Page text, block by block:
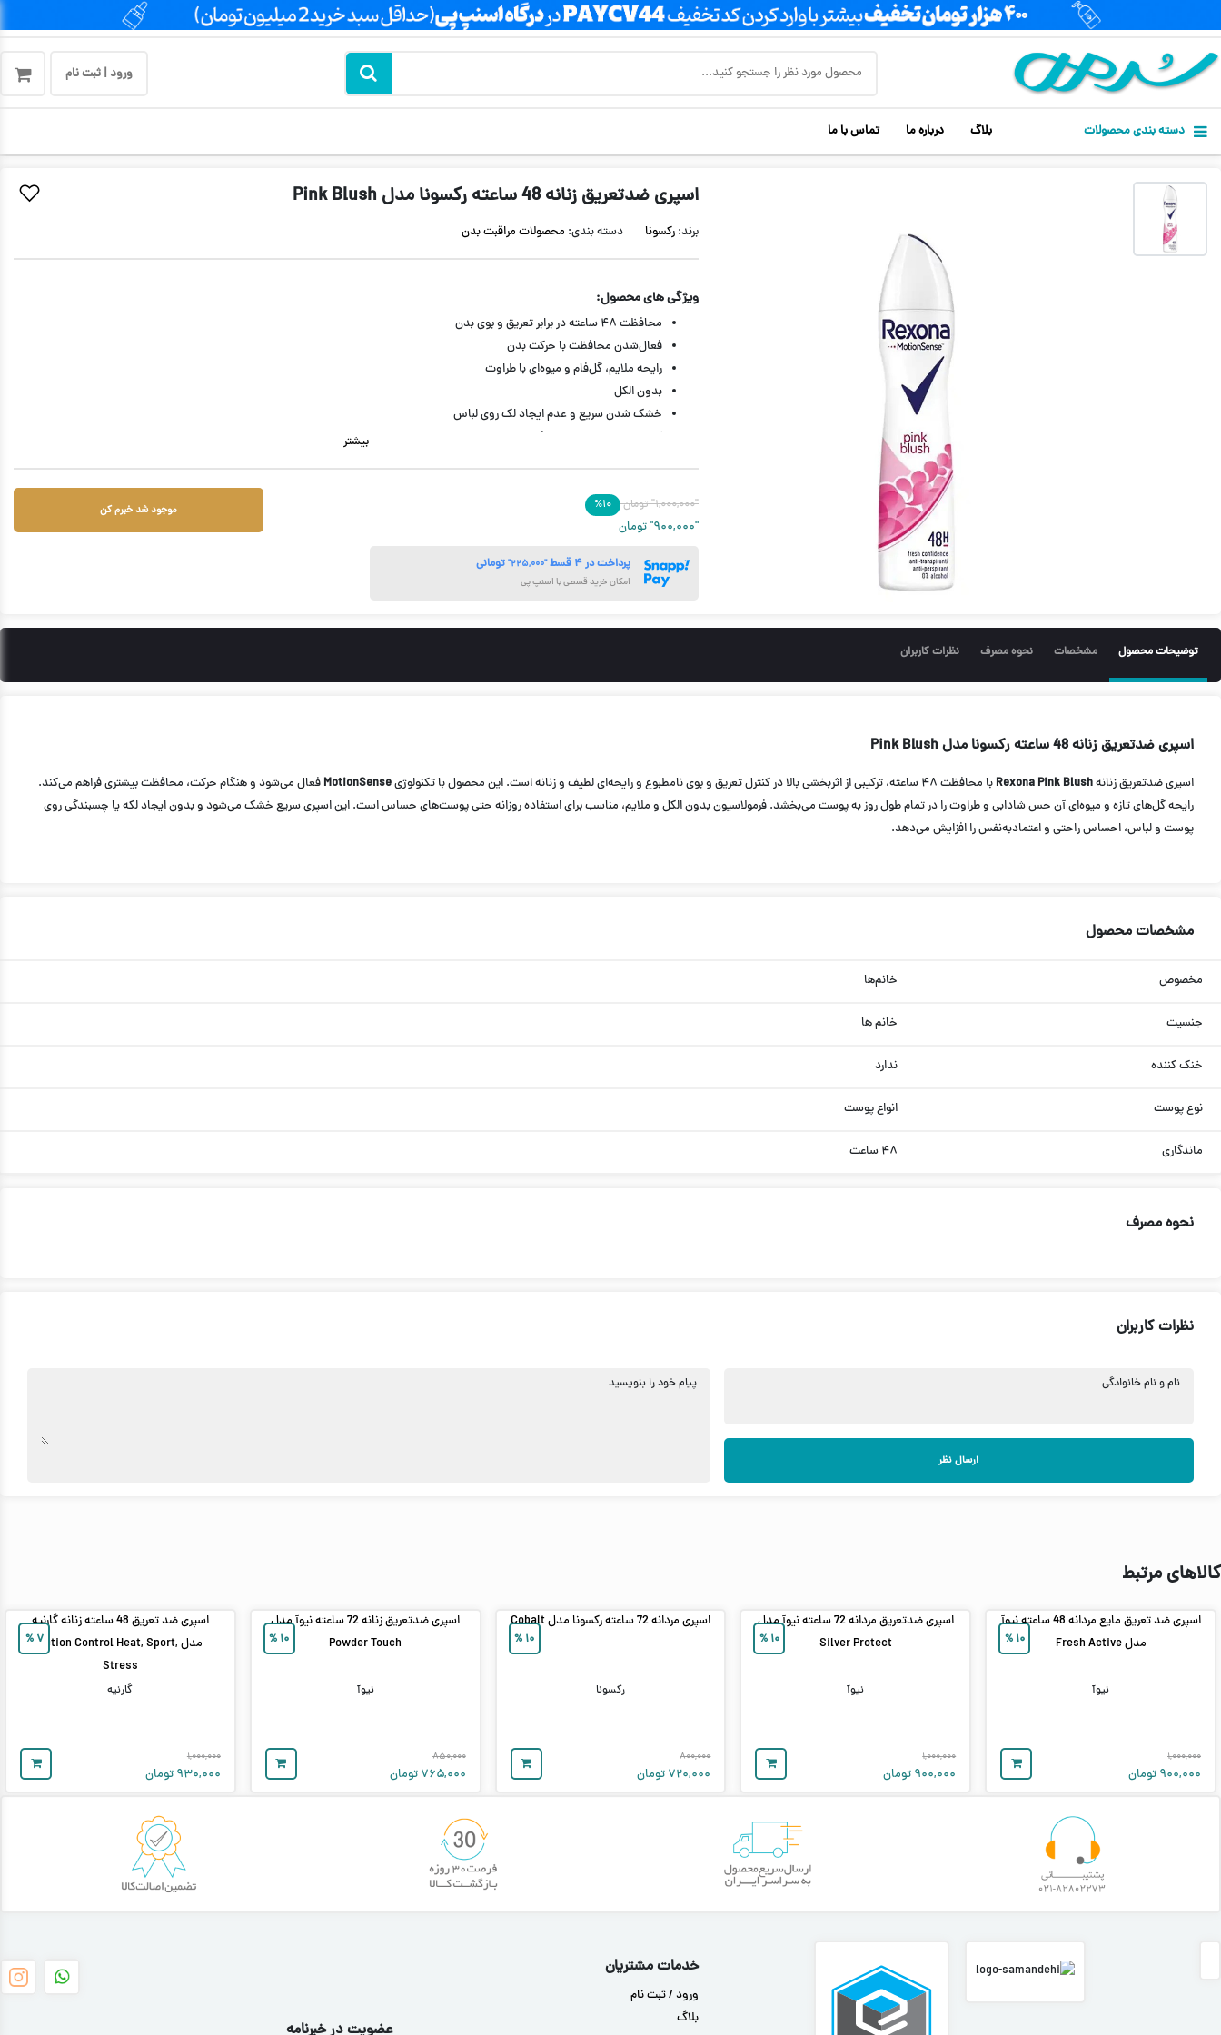
ورود | ثبت نام
دسته بندی محصولات بلاگ درباره ما تماس با ما
اسپری ضدتعریق زنانه 48 ساعته رکسونا مدل Pink Blush
برند: رکسونا دسته بندی: محصولات مراقبت بدن
ویژگی های محصول:
محافظت ۴۸ ساعته در برابر تعریق و بوی بدن
فعال‌شدن محافظت با حرکت بدن
رایحه ملایم، گل‌فام و میوه‌ای با طراوت
بدون الکل
خشک شدن سریع و عدم ایجاد لک روی لباس
حجم 200 میل
بیشتر
"۱,۰۰۰,۰۰۰" تومان ۱۰%
"۹۰۰,۰۰۰" تومان
موجود شد خبرم کن
پرداخت در ۴ قسط "۲۲۵,۰۰۰" تومانی
امکان خرید قسطی با اسنپ پی
توضیحات محصول مشخصات نحوه مصرف نظرات کاربران
اسپری ضدتعریق زنانه 48 ساعته رکسونا مدل Pink Blush
اسپری ضدتعریق زنانهRexona Pink Blush با محافظت ۴۸ ساعته، ترکیبی از اثربخشی بالا در کنترل تعریق و بوی نامطبوع و رایحه‌ای لطیف و زنانه است. این محصول با تکنولوژی MotionSense فعال می‌شود و هنگام حرکت، محافظت بیشتری فراهم می‌کند.
رایحه گل‌های تازه و میوه‌ای آن حس شادابی و طراوت را در تمام طول روز به پوست می‌بخشد. فرمولاسیون بدون الکل و ملایم، مناسب برای استفاده روزانه حتی پوست‌های حساس است. این اسپری سریع خشک می‌شود و بدون ایجاد لکه یا چسبندگی روی
پوست و لباس، احساس راحتی و اعتماد‌به‌نفس را افزایش می‌دهد.
مشخصات محصول
مخصوص خانم‌ها
جنسیت خانم ها
خنک کننده ندارد
نوع پوست انواع پوست
ماندگاری ۴۸ ساعت
نحوه مصرف
نظرات کاربران
نام و نام خانوادگی
ارسال نظر
پیام خود را بنویسید
کالاهای مرتبط
۱۰ %
اسپری ضد تعریق مایع مردانه 48 ساعته نیوآ
مدل Fresh Active
نیوآ
۱,۰۰۰,۰۰۰
۹۰۰,۰۰۰ تومان
۱۰ %
اسپری ضدتعریق مردانه 72 ساعته نیوآ مدل
Silver Protect
نیوآ
۱,۰۰۰,۰۰۰
۹۰۰,۰۰۰ تومان
۱۰ %
اسپری مردانه 72 ساعته رکسونا مدل Cobalt
رکسونا
۸۰۰,۰۰۰
۷۲۰,۰۰۰ تومان
۱۰ %
اسپری ضدتعریق زنانه 72 ساعته نیوآ مدل
Powder Touch
نیوآ
۸۵۰,۰۰۰
۷۶۵,۰۰۰ تومان
۷ %
اسپری ضد تعریق 48 ساعته زنانه گارنیه
مدل Action Control Heat, Sport,
Stress
گارنیه
۱,۰۰۰,۰۰۰
۹۳۰,۰۰۰ تومان
خدمات مشتریان
ورود / ثبت نام
بلاگ
عضویت در خبرنامه